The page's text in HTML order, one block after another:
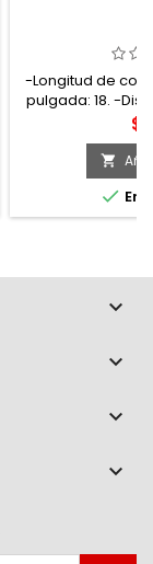
-Longitud de
pulgada: 18. -
mm.

 En



